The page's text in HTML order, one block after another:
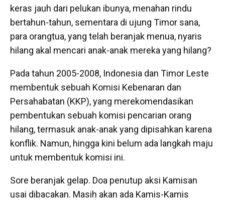
keras jauh dari pelukan ibunya, menahan rindu
bertahun-tahun, sementara di ujung Timor sana,
para orangtua, yang telah beranjak menua, nyaris
hilang akal mencari anak-anak mereka yang hilang?
Pada tahun 2005-2008, Indonesia dan Timor Leste
membentuk sebuah Komisi Kebenaran dan
Persahabatan (KKP), yang merekomendasikan
pembentukan sebuah komisi pencarian orang
hilang, termasuk anak-anak yang dipisahkan karena
konflik. Namun, hingga kini belum ada langkah maju
untuk membentuk komisi ini.
Sore beranjak gelap. Doa penutup aksi Kamisan
usai dibacakan. Masih akan ada Kamis-Kamis